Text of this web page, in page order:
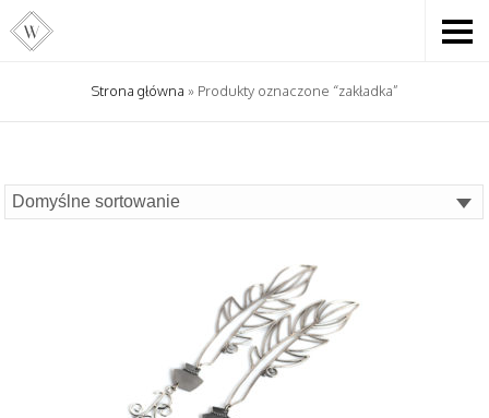
Strona główna » Produkty oznaczone “zakładka”